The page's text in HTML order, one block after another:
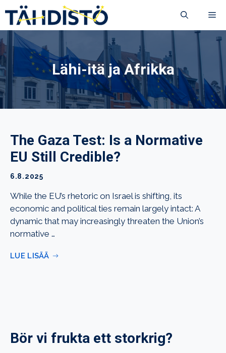
sisältöön
Lähi-itä ja Afrikka
The Gaza Test: Is a Normative
EU Still Credible?
6.8.2025
While the EU’s rhetoric on Israel is shifting, its
economic and political ties remain largely intact: A
dynamic that may increasingly threaten the Union’s
normative …
LUE LISÄÄ
Bör vi frukta ett storkrig?